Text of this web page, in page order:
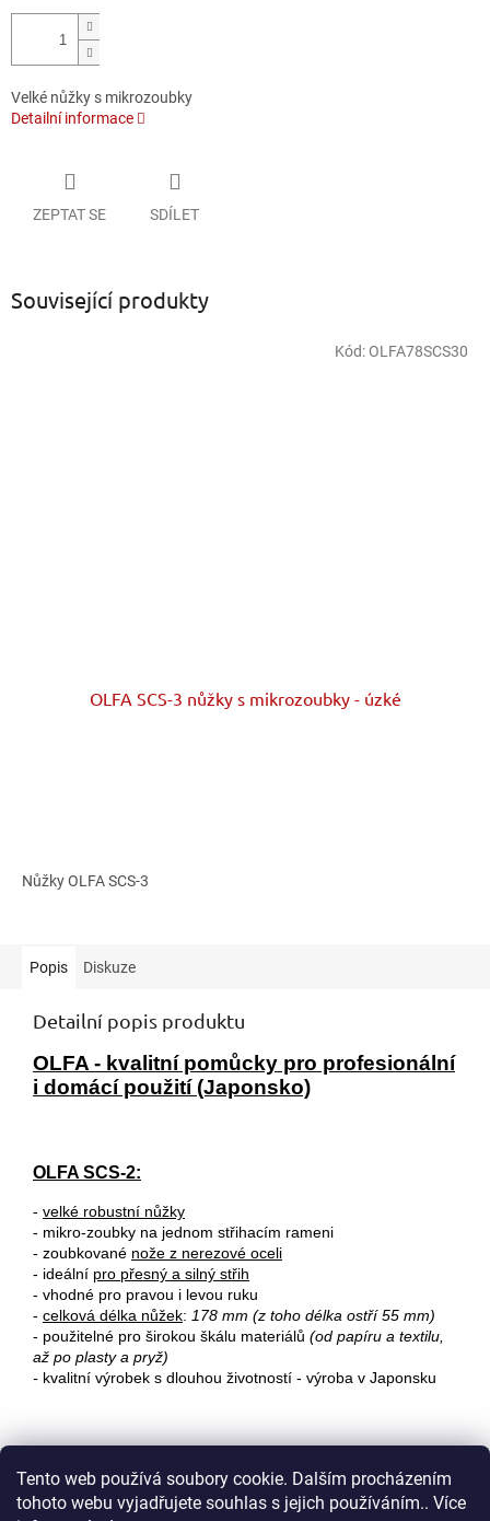
Tento web používá soubory cookie. Dalším procházením
tohoto webu vyjadřujete souhlas s jejich používáním.. Více
cena:
Velké nůžky s mikrozoubky
Detailní informace
ZEPTAT SE SDÍLET
Související produkty
OLFA SCS-3 nůžky s mikrozoubky - úzké
Nůžky OLFA SCS-3
Kód: OLFA78SCS30
Popis Diskuze
Detailní popis produktu
OLFA - kvalitní pomůcky pro profesionální
i domácí použití (Japonsko)
OLFA SCS-2:
- velké robustní nůžky
- mikro-zoubky na jednom střihacím rameni
- zoubkované nože z nerezové oceli
- ideální pro přesný a silný střih
- vhodné pro pravou i levou ruku
- celková délka nůžek: 178 mm (z toho délka ostří 55 mm)
- použitelné pro širokou škálu materiálů (od papíru a textilu,
až po plasty a pryž)
- kvalitní výrobek s dlouhou životností - výroba v Japonsku